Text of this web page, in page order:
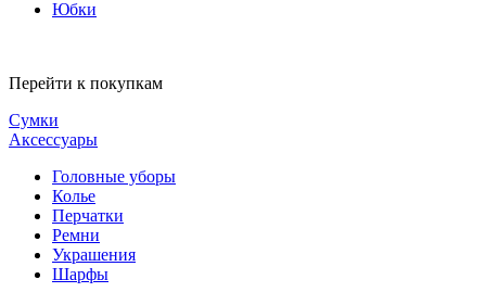
Юбки
Перейти к покупкам
Сумки
Аксессуары
Головные уборы
Колье
Перчатки
Ремни
Украшения
Шарфы